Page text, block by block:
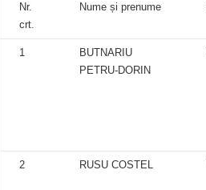
Nr.
crt.
Nume și prenume
1
BUTNARIU
PETRU-DORIN
2 RUSU COSTEL